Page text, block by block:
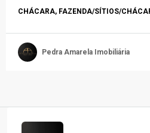
CHÁCARA, FAZENDA/SÍTIOS/
Pedra Amarela Imobiliária